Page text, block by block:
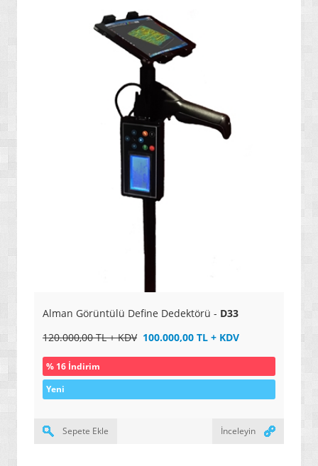
» HALI / KİLİM / ETNİK ÜRÜNLERİ
» BALIKÇILIK ÜRÜNLERİ
» DRONE VE HELİKOPTERLER
» YENİ NESİL YAZAR KASALAR / POS CİHAZLARI
» BARKOD OKUYUCU VE YAZICILAR
» ALARM VE GÜVENLİK SİSTEMLERİ
» ELEKTRONİK SÖZLÜKLER / BİLİMSEL HESAP
» TARAMA VE ÖLÇÜM CİHAZLARI
» BALIK BULUCU CİHAZLAR / NAVİGASYONLAR
» 3D YAZICILAR
» SES KAYIT CİHAZLARI
» MP3 ÇALARLAR
Alman Görüntülü Define Dedektörü - D33
120.000,00 TL + KDV 100.000,00 TL + KDV
% 16 İndirim
Yeni
Sepete Ekle İnceleyin